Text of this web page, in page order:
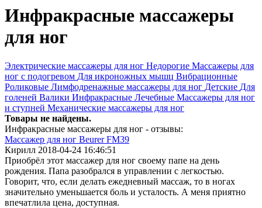
Инфракрасные массажеры
для ног
Электрические массажеры для ног Недорогие Массажеры для
ног с подогревом Для икроножных мышц Вибрационные
Роликовые Лимфодренажные массажеры для ног Детские Для
голеней Валики Инфракрасные Лечебные Массажеры для ног
и ступней Механические массажеры для ног
Товары не найдены.
Инфракрасные массажеры для ног - отзывы:
Массажер для ног Beurer FM39
Кирилл 2018-04-24 16:46:51
Приобрёл этот массажер для ног своему папе на день
рождения. Папа разобрался в управлении с легкостью.
Говорит, что, если делать ежедневный массаж, то в ногах
значительно уменьшается боль и усталость. А меня приятно
впечатлила цена, доступная.